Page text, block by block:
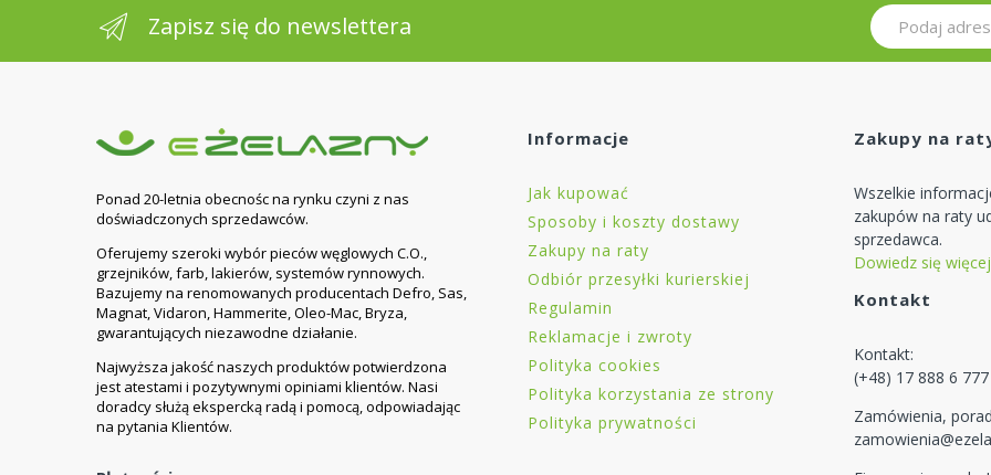
Zapisz się do newslettera
Ponad 20-letnia obecnośc na rynku czyni z nas
doświadczonych sprzedawców.
Oferujemy szeroki wybór pieców węglowych C.O.,
grzejników, farb, lakierów, systemów rynnowych.
Bazujemy na renomowanych producentach Defro, Sas,
Magnat, Vidaron, Hammerite, Oleo-Mac, Bryza,
gwarantujących niezawodne działanie.
Najwyższa jakość naszych produktów potwierdzona
jest atestami i pozytywnymi opiniami klientów. Nasi
doradcy służą ekspercką radą i pomocą, odpowiadając
na pytania Klientów.
Informacje
Jak kupować
Sposoby i koszty dostawy
Zakupy na raty
Odbiór przesyłki kurierskiej
Regulamin
Reklamacje i zwroty
Polityka cookies
Polityka korzystania ze strony
Polityka prywatności
Zakupy na
Wszelkie
zakupów na raty
sprzedawca.
Dowiedz się
Kontakt
Kontakt:
(+48) 17 888 6 777
Zamówienia,